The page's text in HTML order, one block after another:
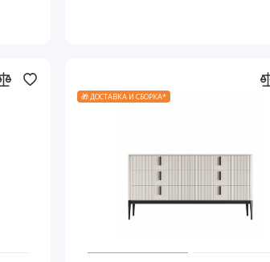
🎁 ДОСТАВКА И СБОРКА*